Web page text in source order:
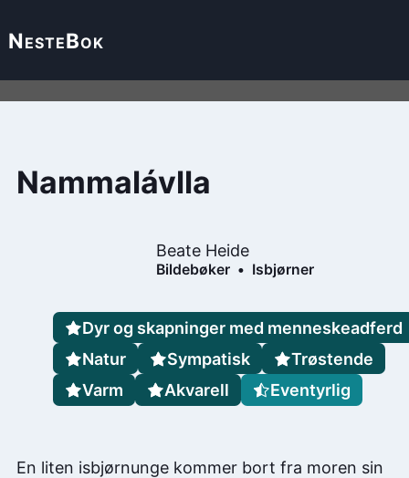
NesteBok
Nammalávlla
Beate Heide
Bildebøker Isbjørner
En liten isbjørnunge kommer bort fra moren sin
Dyr og skapninger med menneskeadferd
Natur
Sympatisk
Trøstende
Varm
Akvarell Eventyrlig